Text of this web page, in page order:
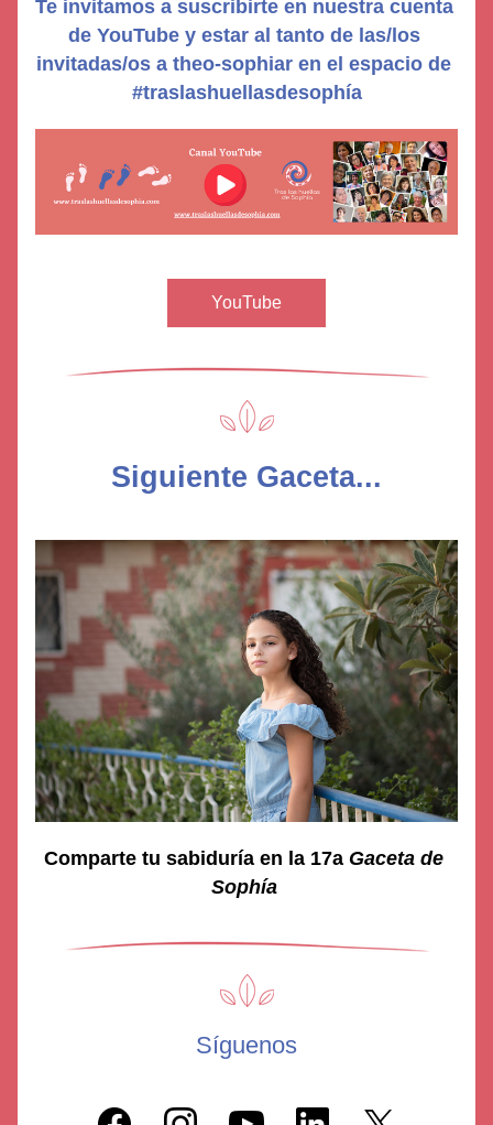
Te invitamos a suscribirte en nuestra cuenta
de YouTube y estar al tanto de las/los
invitadas/os a theo-sophiar en el espacio de
#traslashuellasdesophía
YouTube
Siguiente Gaceta...
Comparte tu sabiduría en la 17a Gaceta de
Sophía
Síguenos